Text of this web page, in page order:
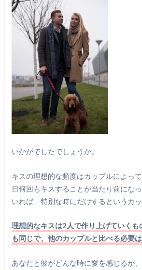
いかがでしたでしょうか。
キスの理想的な頻度はカップルによっ
日何回もキスすることが当たり前にな
いれば、特別な時にだけするというカッ
理想的なキスは2人で作り上げていくも
も同じで、他のカップルと比べる必要
あなたと彼がどんな時に愛を感じるか